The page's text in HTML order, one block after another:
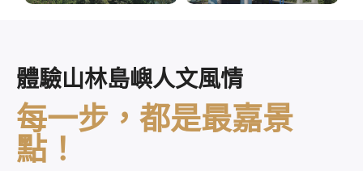
體驗山林島嶼人文風情
每一步，都是最嘉景
點！